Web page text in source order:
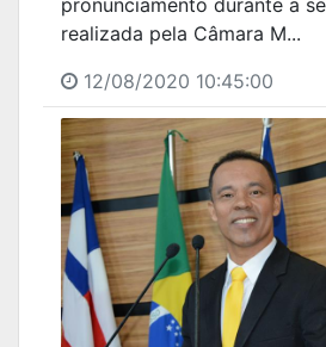
realizada pela Câmara M...
12/08/2020 10:45:00